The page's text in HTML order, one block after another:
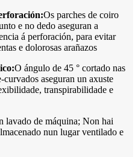
Os parches de coiro
e no dedo aseguran a
á perforación, para evitar
e dolorosas arañazos
O ángulo de 45 ° cortado nas
curvados aseguran un axuste
transpirabilidade e
lavado de máquina; Non hai
nun lugar ventilado e